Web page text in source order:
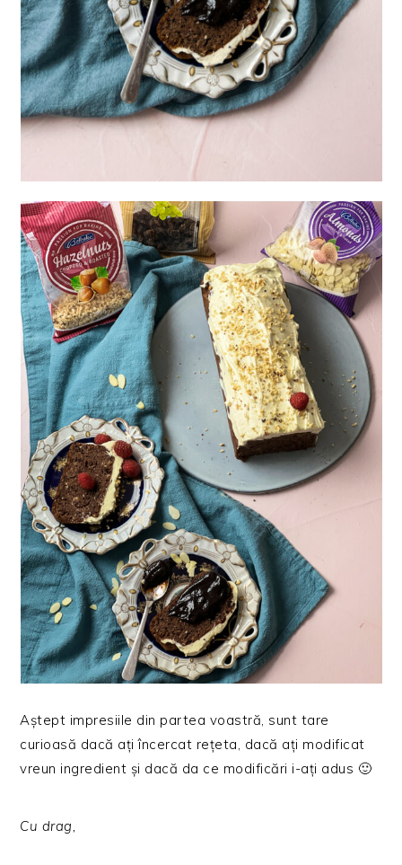
Aștept impresiile din partea voastră, sunt tare
curioasă dacă ați încercat rețeta, dacă ați modificat
vreun ingredient și dacă da ce modificări i-ați adus 🙂
Cu drag,